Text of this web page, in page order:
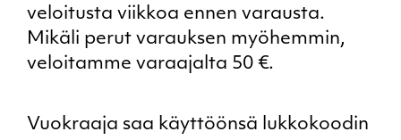
veloitusta viikkoa ennen varausta.
Mikäli perut varauksen myöhemmin,
veloitamme varaajalta 50 €.
Vuokraaja saa käyttöönsä lukkokoodin